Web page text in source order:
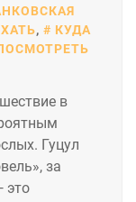
,
КУДА
в
Гуцул
за
это